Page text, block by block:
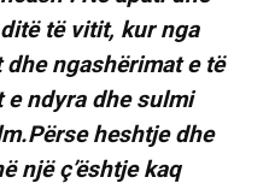
të vitit, kur nga
ngashërimat e të
e ndyra dhe sulmi
heshtje dhe
një ç’ështje kaq